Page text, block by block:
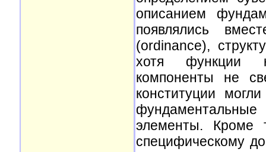
описанием
появлялись
(ordinance),
хотя функции
компоненты не
конституции
элементы. Кроме
специфическому